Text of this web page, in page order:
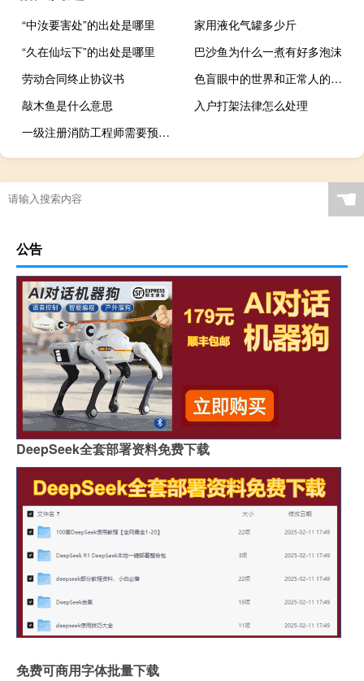
“中汝要害处”的出处是哪里
家用液化气罐多少斤
“久在仙坛下”的出处是哪里
巴沙鱼为什么一煮有好多泡沫
劳动合同终止协议书
色盲眼中的世界和正常人的区别
敲木鱼是什么意思
入户打架法律怎么处理
一级注册消防工程师需要预报名吗
☚
公告
DeepSeek全套部署资料免费下载
免费可商用字体批量下载